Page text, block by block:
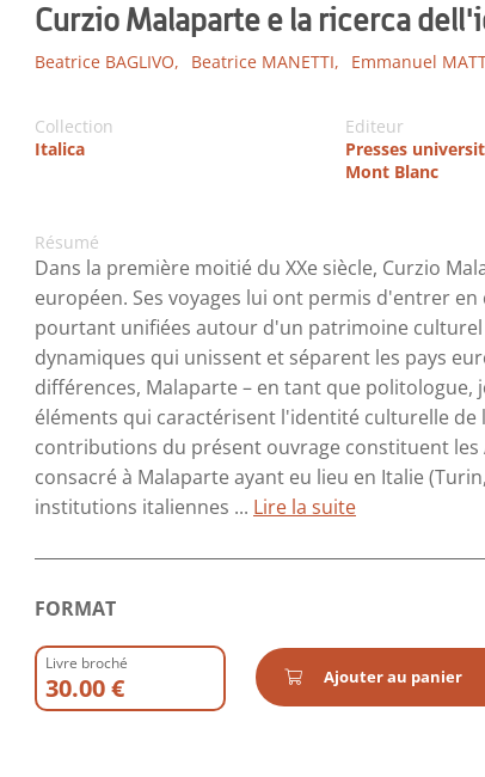
Curzio Malaparte e la ricerca
Beatrice BAGLIVO, Beatrice MANETTI, Emmanuel
Collection
Italica
Editeur
Presses
Mont Blanc
Résumé
Dans la première moitié du XXe siècle, Curzio
européen. Ses voyages lui ont permis d'entrer
pourtant unifiées autour d'un patrimoine
dynamiques qui unissent et séparent les pays
différences, Malaparte – en tant que
éléments qui caractérisent l'identité culturelle de
contributions du présent ouvrage constituent
consacré à Malaparte ayant eu lieu en Italie
institutions italiennes ... Lire la suite
FORMAT
Livre broché
30.00 € Ajouter au panier